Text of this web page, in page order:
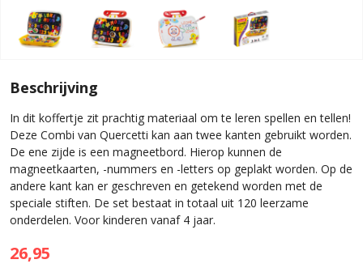
Beschrijving
In dit koffertje zit prachtig materiaal om te leren spellen en tellen!
Deze Combi van Quercetti kan aan twee kanten gebruikt worden.
De ene zijde is een magneetbord. Hierop kunnen de
magneetkaarten, -nummers en -letters op geplakt worden. Op de
andere kant kan er geschreven en getekend worden met de
speciale stiften. De set bestaat in totaal uit 120 leerzame
onderdelen. Voor kinderen vanaf 4 jaar.
26,95